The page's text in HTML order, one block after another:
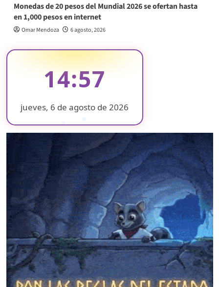
Monedas de 20 pesos del Mundial 2026 se ofertan hasta
en 1,000 pesos en internet
Omar Mendoza 6 agosto, 2026
14:57
jueves, 6 de agosto de 2026
❄
❄
❄
❄
❄
❄